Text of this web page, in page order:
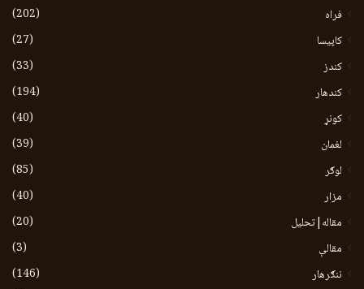
فراه
(202)
کاپیسا
(27)
کندز
(33)
کندهار
(194)
کونړ
(40)
لغمان
(39)
لوګر
(85)
مزار
(40)
مقاله|تحلیل
(20)
مقالې
(3)
ننګرهار
(146)